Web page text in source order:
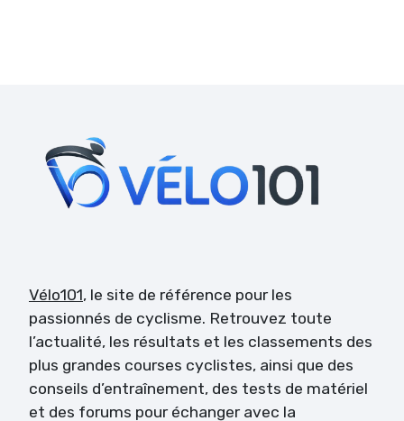
Vélo101, le site de référence pour les
passionnés de cyclisme. Retrouvez toute
l’actualité, les résultats et les classements des
plus grandes courses cyclistes, ainsi que des
conseils d’entraînement, des tests de matériel
et des forums pour échanger avec la